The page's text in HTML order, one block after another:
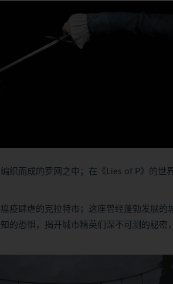
织而成的罗网之中；在《Lies of P》的世
疫肆虐的克拉特市；这座曾经蓬勃发展
的恐惧，揭开城市精英们深不可测的秘